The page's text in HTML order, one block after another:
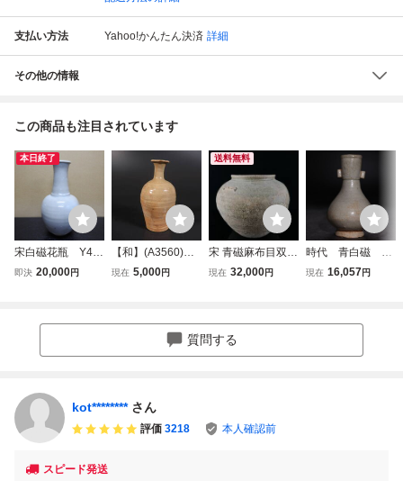
支払い方法 Yahoo!かんたん決済 詳細
その他の情報
この商品も注目されています
本日終了
宋白磁花瓶 Y44
4
即決 20,000円
【和】(A3560)
時代古作 唐物
現在 5,000円
送料無料
宋 青磁麻布目双系
罐 高古陶磁器 茶
現在 32,000円
時代 青白磁 双
耳 花瓶 / 中国
現在 16,057円
質問する
kot******** さん
評価 3218 本人確認前
スピード発送